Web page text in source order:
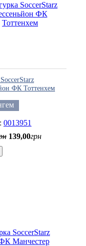
ФК Тоттенхем
0013951
139,00грн